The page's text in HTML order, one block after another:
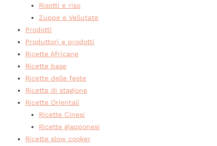
Risotti e riso
Zuppe e Vellutate
Prodotti
Produttori e prodotti
Ricette Africane
Ricette base
Ricette delle feste
Ricette di stagione
Ricette Orientali
Ricette Cinesi
Ricette giapponesi
Ricette slow cooker